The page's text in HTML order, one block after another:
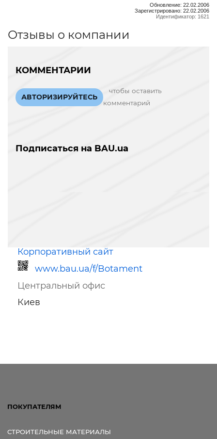
Обновление: 22.02.2006
Зарегистрировано: 22.02.2006
Идентификатор: 1621
Отзывы о компании
КОММЕНТАРИИ
АВТОРИЗИРУЙТЕСЬ
чтобы оставить
комментарий
Подписаться на BAU.ua
Корпоративный сайт
www.bau.ua/f/Botament
Центральный офис
Киев
ПОКУПАТЕЛЯМ
СТРОИТЕЛЬНЫЕ МАТЕРИАЛЫ